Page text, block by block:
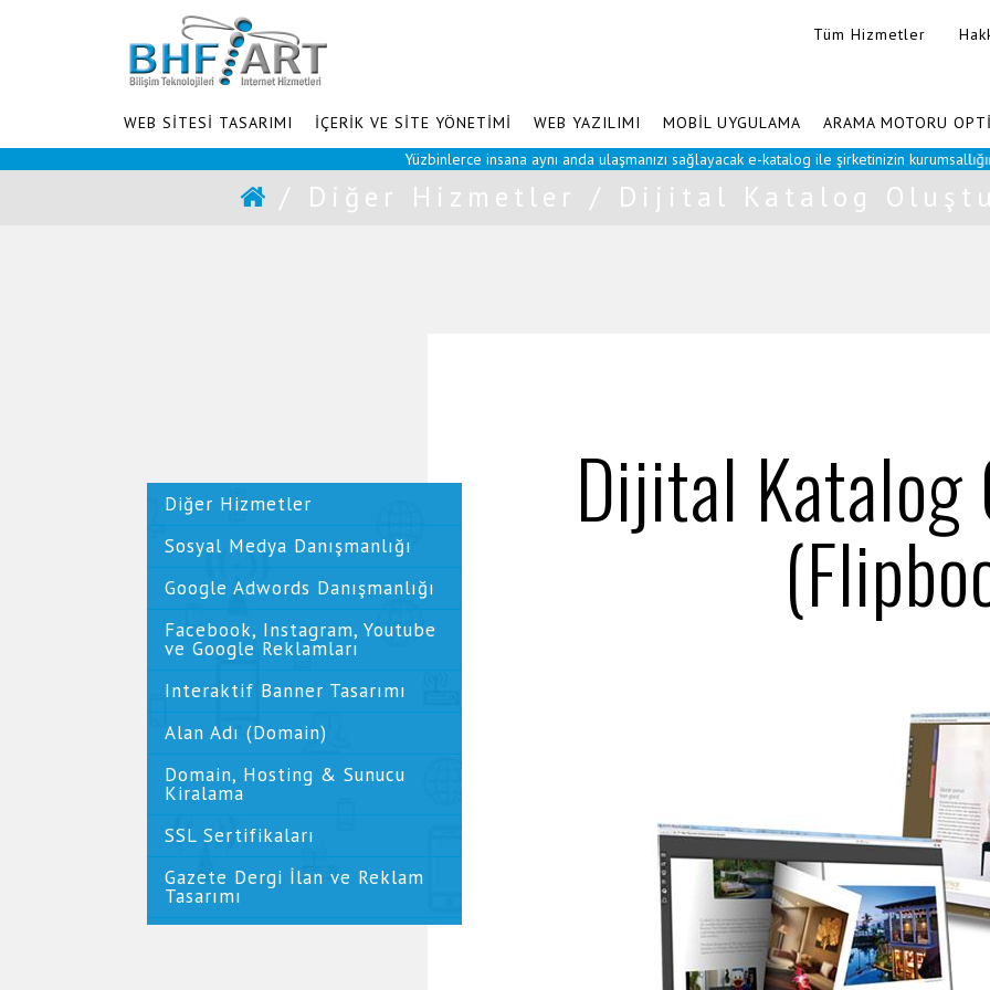
Tüm Hizmetler
WEB SİTESİ TASARIMI İÇERİK VE SİTE YÖNETİMİ WEB YAZILIMI MOBİL UYGULAMA
ARAMA MOTORU
Yüzbinlerce insana aynı anda ulaşmanızı sağlayacak e-katalog ile şirketinizin kurumsallığını
/ Diğer Hizmetler / Dijital Katalog
Diğer Hizmetler
Sosyal Medya Danışmanlığı
Google Adwords Danışmanlığı
Facebook, Instagram, Youtube
ve Google Reklamları
Interaktif Banner Tasarımı
Alan Adı (Domain)
Domain, Hosting & Sunucu
Kiralama
SSL Sertifikaları
Gazete Dergi İlan ve Reklam
Tasarımı
Dijital Katalog